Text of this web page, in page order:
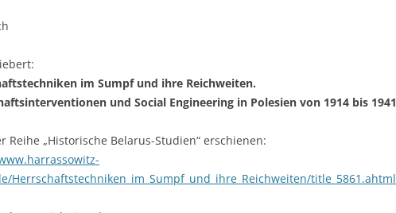
im Sumpf und ihre Reichweiten.
und Social Engineering in Polesien von 1914 bis 1941
Reihe „Historische Belarus-Studien“ erschienen:
Herrschaftstechniken_im_Sumpf_und_ihre_Reichweiten/title_5861.ahtml